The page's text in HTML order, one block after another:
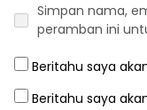
Simpan nama,
peramban ini
Beritahu saya
Beritahu saya